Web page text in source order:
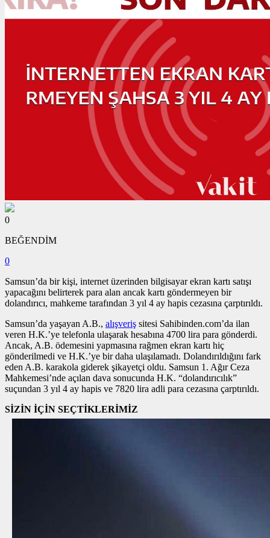
0
BEĞENDİM
0
Samsun’da bir kişi, internet üzerinden bilgisayar ekran kartı satışı
yapacağını belirterek para alan ancak kartı göndermeyen bir
dolandırıcı, mahkeme tarafından 3 yıl 4 ay hapis cezasına çarptırıldı.
Samsun’da yaşayan A.B., alışveriş sitesi Sahibinden.com’da ilan
veren H.K.’ye telefonla ulaşarak hesabına 4700 lira para gönderdi.
Ancak, A.B. ödemesini yapmasına rağmen ekran kartı hiç
gönderilmedi ve H.K.’ye bir daha ulaşılamadı. Dolandırıldığını fark
eden A.B. karakola giderek şikayetçi oldu. Samsun 1. Ağır Ceza
Mahkemesi’nde açılan dava sonucunda H.K. “dolandırıcılık”
suçundan 3 yıl 4 ay hapis ve 7820 lira adli para cezasına çarptırıldı.
SİZİN İÇİN SEÇTİKLERİMİZ